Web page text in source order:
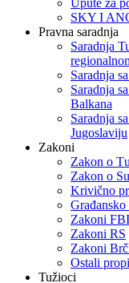
Upute za
SKY I
Pravna saradnja
Saradnja
Saradnja
Saradnja
Balkana
Saradnja
Jugoslaviju
Zakoni
Zakon o
Zakon o
Krivično
Građansko
Zakoni
Zakoni RS
Zakoni
Ostali
Tužioci